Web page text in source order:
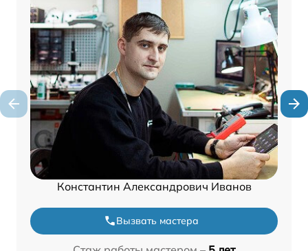
Константин Александрович Иванов
Вызвать мастера